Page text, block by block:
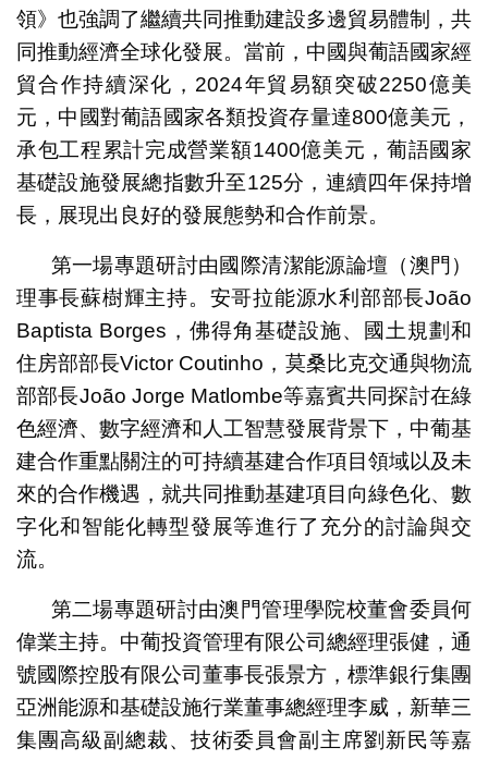
領》也強調了繼續共同推動建設多邊貿易體制，共
同推動經濟全球化發展。當前，中國與葡語國家經
貿合作持續深化，2024年貿易額突破2250億美
元，中國對葡語國家各類投資存量達800億美元，
承包工程累計完成營業額1400億美元，葡語國家
基礎設施發展總指數升至125分，連續四年保持增
長，展現出良好的發展態勢和合作前景。
第一場專題研討由國際清潔能源論壇（澳門）
理事長蘇樹輝主持。安哥拉能源水利部部長João
Baptista Borges，佛得角基礎設施、國土規劃和
住房部部長Victor Coutinho，莫桑比克交通與物流
部部長João Jorge Matlombe等嘉賓共同探討在綠
色經濟、數字經濟和人工智慧發展背景下，中葡基
建合作重點關注的可持續基建合作項目領域以及未
來的合作機遇，就共同推動基建項目向綠色化、數
字化和智能化轉型發展等進行了充分的討論與交
流。
第二場專題研討由澳門管理學院校董會委員何
偉業主持。中葡投資管理有限公司總經理張健，通
號國際控股有限公司董事長張景方，標準銀行集團
亞洲能源和基礎設施行業董事總經理李威，新華三
集團高級副總裁、技術委員會副主席劉新民等嘉